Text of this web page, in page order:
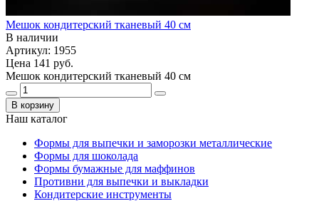
Мешок кондитерский тканевый 40 см
В наличии
Артикул: 1955
Цена 141 руб.
Мешок кондитерский тканевый 40 см
В корзину
Наш каталог
Формы для выпечки и заморозки металлические
Формы для шоколада
Формы бумажные для маффинов
Противни для выпечки и выкладки
Кондитерские инструменты